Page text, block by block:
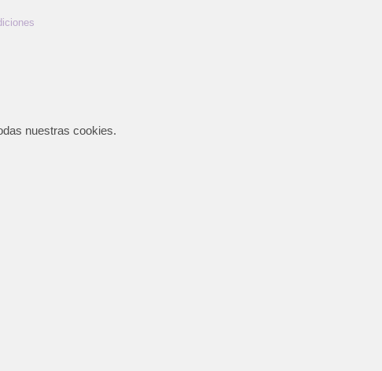
nuestras cookies.